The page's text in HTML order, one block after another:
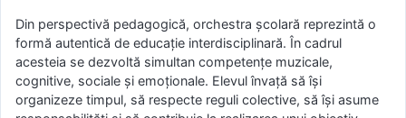
Din perspectivă pedagogică, orchestra școlară reprezintă o
formă autentică de educație interdisciplinară. În cadrul
acesteia se dezvoltă simultan competențe muzicale,
cognitive, sociale și emoționale. Elevul învață să își
organizeze timpul, să respecte reguli colective, să își asume